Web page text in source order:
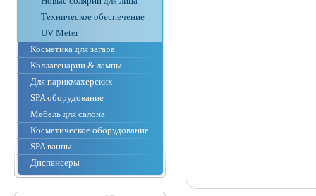
Техническое обеспечение
UV Meter
Косметика для загара
Коллагенарии & лампы
Для парикмахерских
SPA оборудование
Мебель для салона
Косметическое оборудование
SPA ванны
Диспенсеры